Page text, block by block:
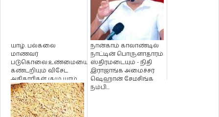
யாழ். பல்கலை
மாணவர்
படுகொலை:உண்மையைக்
கண்டறியும் விசேட
அதிகாரிகள் குழு யாழ்.
வருகை!
நான்காம் காலாண்டில்
நாட்டின் பொருளாதாரம்
ஸ்திரமடையும் - நிதி
இராஜாங்க அமைச்சர்
ஷெஹான் சேமசிங்க
நம்பி...